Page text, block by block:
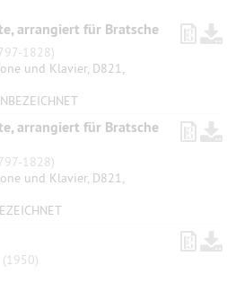
arrangiert für Bratsche
1828)
und Klavier, D821,
arrangiert für Bratsche
1828)
und Klavier, D821,
(1950)